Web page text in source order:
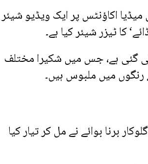
اکاؤنٹس پر ایک ویڈیو شیئر
کی گئی ہے، جس میں شکیرا مختلف
میں ملبوس ہیں۔
گلوکار برنا بوائے نے مل کر تیار کیا